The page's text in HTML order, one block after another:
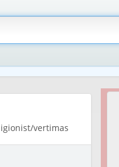
vertimas